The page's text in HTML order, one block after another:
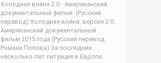
Холодная война 2.0 - Американский
документальный фильм. (Русский
перевод) Холодная война, версия 2.0.
Американский документальный
фильм 2015 года (Русский перевод
Романа Попова) За последние
несколько лет ситуация в Европе